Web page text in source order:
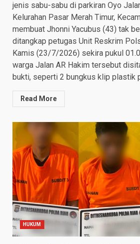
jenis sabu-sabu di parkiran Oyo
Kelurahan Pasar Merah Timur,
membuat Jhonni Yacubus (43) tak
ditangkap petugas Unit Reskrim
Kamis (23/7/2026) sekira pukul
warga Jalan AR Hakim tersebut
bukti, seperti 2 bungkus klip plastik
Read More
HUKUM